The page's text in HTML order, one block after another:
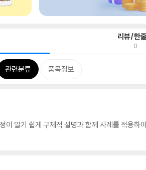
리뷰/한
0
관련분류 품목정보
이 알기 쉽게 구체적 설명과 함께 사례를 적용